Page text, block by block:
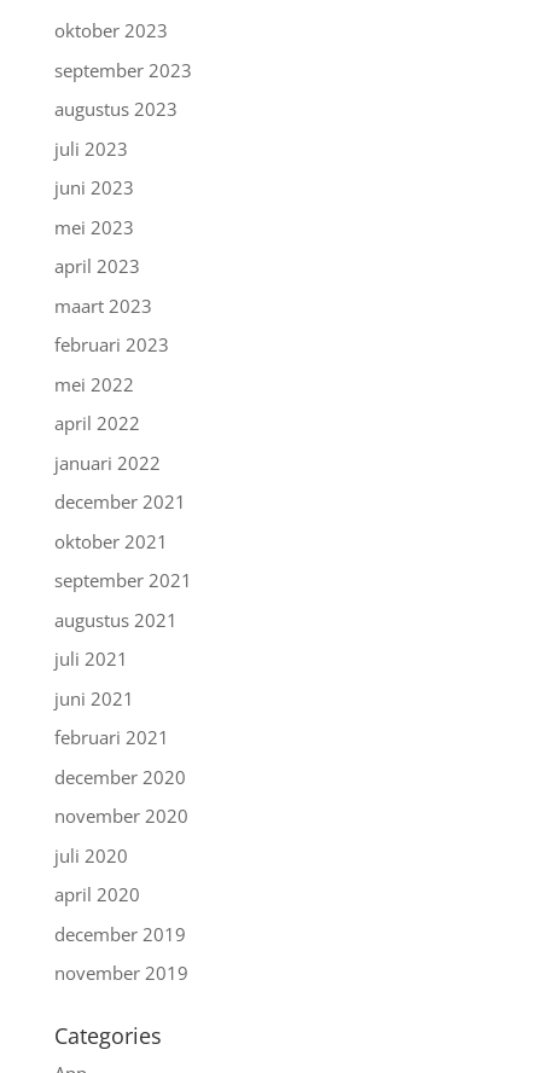
oktober 2023
september 2023
augustus 2023
juli 2023
juni 2023
mei 2023
april 2023
maart 2023
februari 2023
mei 2022
april 2022
januari 2022
december 2021
oktober 2021
september 2021
augustus 2021
juli 2021
juni 2021
februari 2021
december 2020
november 2020
juli 2020
april 2020
december 2019
november 2019
Categories